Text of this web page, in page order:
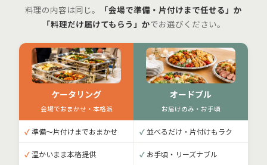
料理の内容は同じ。
「会場で準備・片付けまで任せる」か
「料理だけ届けてもらう」かでお選びください。
ケータリング
会場でおまかせ・本格派
オードブル
お届けのみ・お手頃
✓準備〜片付けまでおまかせ ✓ 並べるだけ・片付けもラク
✓温かいまま本格提供 ✓ お手頃・リーズナブル